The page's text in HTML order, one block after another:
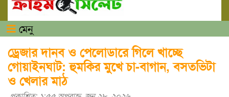
মেনু
ড্রেজার দানব ও পেলোডারে গিলে খাচ্ছে
গোয়াইনঘাট: হুমকির মুখে চা-বাগান, বসতভিটা
ও খেলার মাঠ